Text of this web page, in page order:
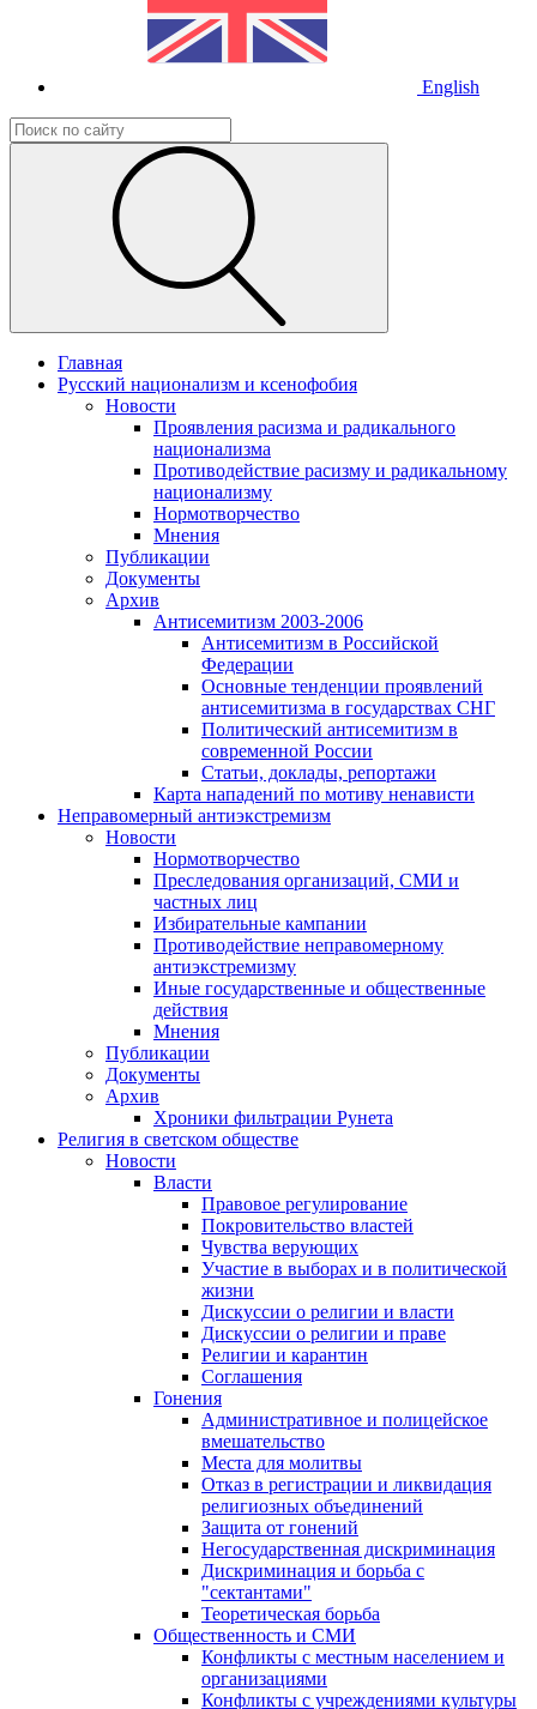
English
Главная
Русский национализм и ксенофобия
Новости
Проявления расизма и радикального
национализма
Противодействие расизму и радикальному
национализму
Нормотворчество
Мнения
Публикации
Документы
Архив
Антисемитизм 2003-2006
Антисемитизм в Российской
Федерации
Основные тенденции проявлений
антисемитизма в государствах СНГ
Политический антисемитизм в
современной России
Статьи, доклады, репортажи
Карта нападений по мотиву ненависти
Неправомерный антиэкстремизм
Новости
Нормотворчество
Преследования организаций, СМИ и
частных лиц
Избирательные кампании
Противодействие неправомерному
антиэкстремизму
Иные государственные и общественные
действия
Мнения
Публикации
Документы
Архив
Хроники фильтрации Рунета
Религия в светском обществе
Новости
Власти
Правовое регулирование
Покровительство властей
Чувства верующих
Участие в выборах и в политической
жизни
Дискуссии о религии и власти
Дискуссии о религии и праве
Религии и карантин
Соглашения
Гонения
Административное и полицейское
вмешательство
Места для молитвы
Отказ в регистрации и ликвидация
религиозных объединений
Защита от гонений
Негосударственная дискриминация
Дискриминация и борьба с
"сектантами"
Теоретическая борьба
Общественность и СМИ
Конфликты с местным населением и
организациями
Конфликты с учреждениями культуры